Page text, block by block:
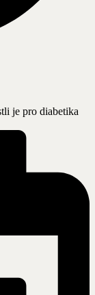
je pro diabetika